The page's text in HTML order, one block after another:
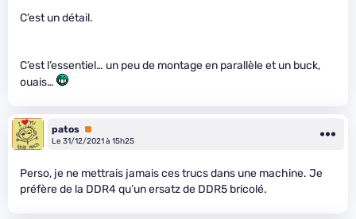
C’est un détail.
C’est l’essentiel… un peu de montage en parallèle et un buck,
ouais…
patos Premium
Le 31/12/2021 à 15h25
Perso, je ne mettrais jamais ces trucs dans une machine. Je
préfère de la DDR4 qu’un ersatz de DDR5 bricolé.